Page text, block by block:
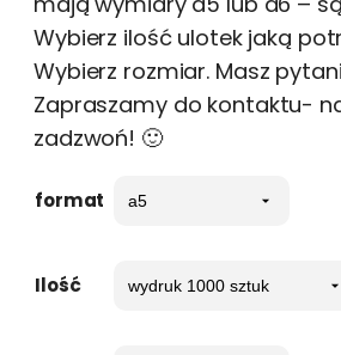
Wybierz ilość ulotek jaką
Wybierz rozmiar. Masz
Zapraszamy do kontaktu-
zadzwoń! 🙂
format
Ilość